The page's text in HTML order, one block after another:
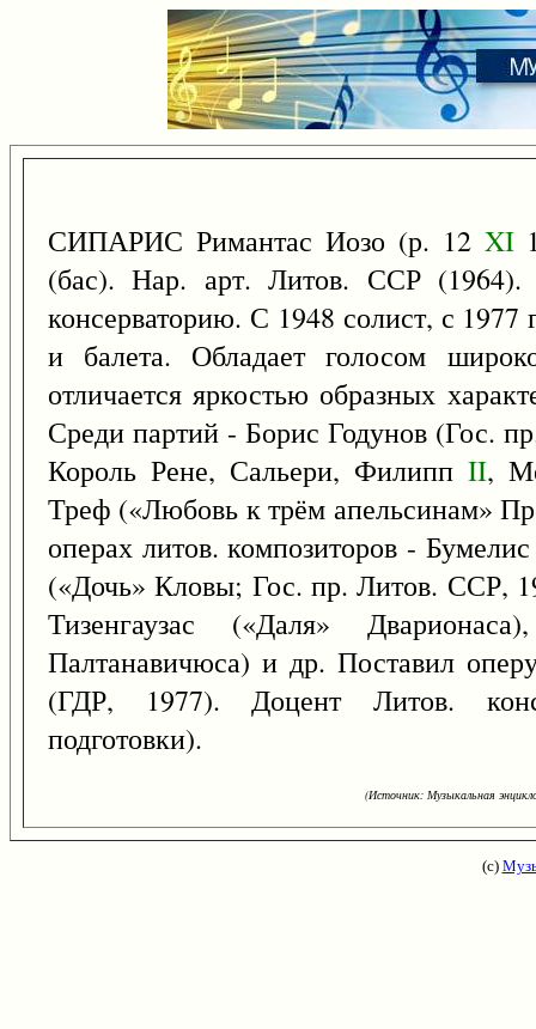
СИПАРИС Римантас Иозо (р. 12 XI
(бас). Нар. арт. Литов. ССР
консерваторию. С 1948 солист, с 1977
и балета. Обладает голосом
отличается яркостью образных
Среди партий - Борис Годунов (Гос.
Король Рене, Сальери, Филипп II,
Треф («Любовь к трём апельсинам»
операх литов. композиторов -
(«Дочь» Кловы; Гос. пр. Литов. ССР,
Тизенгаузас («Даля»
Палтанавичюса) и др. Поставил
(ГДР, 1977). Доцент Литов.
подготовки).
(Источник: Музыкальная
(с)